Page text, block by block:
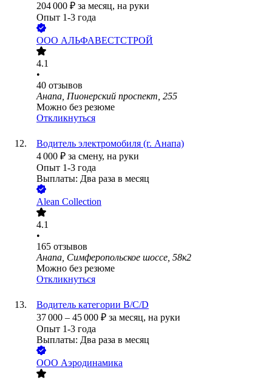
204 000 ₽ за месяц, на руки
Опыт 1-3 года
ООО АЛЬФАВЕСТСТРОЙ
4.1
•
40 отзывов
Анапа, Пионерский проспект, 255
Можно без резюме
Откликнуться
Водитель электромобиля (г. Анапа)
4 000 ₽ за смену, на руки
Опыт 1-3 года
Выплаты: Два раза в месяц
Alean Collection
4.1
•
165 отзывов
Анапа, Симферопольское шоссе, 58к2
Можно без резюме
Откликнуться
Водитель категории В/С/D
37 000 – 45 000 ₽ за месяц, на руки
Опыт 1-3 года
Выплаты: Два раза в месяц
ООО Аэродинамика